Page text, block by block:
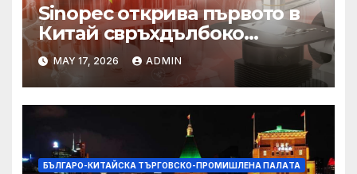
Sinopec открива първото в
Китай свръхдълбоко
находище на шистов газ в
Съчуанския басейн
MAY 17, 2026 ADMIN
БЪЛГАРО-КИТАЙСКА ТЪРГОВСКО-ПРОМИШЛЕНА ПАЛAТА